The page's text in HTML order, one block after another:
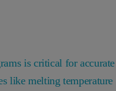
is critical for accurate
like melting temperature